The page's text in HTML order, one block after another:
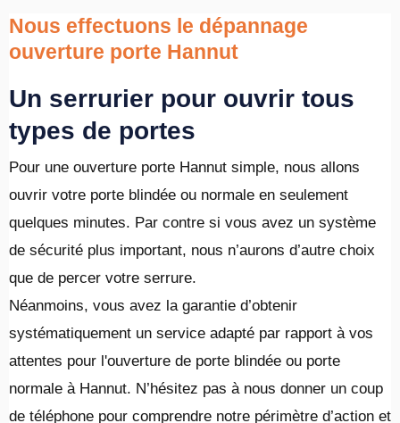
Nous effectuons le dépannage
ouverture porte Hannut
Un serrurier pour ouvrir tous
types de portes
Pour une ouverture porte Hannut simple, nous allons
ouvrir votre porte blindée ou normale en seulement
quelques minutes. Par contre si vous avez un système
de sécurité plus important, nous n’aurons d’autre choix
que de percer votre serrure.
Néanmoins, vous avez la garantie d’obtenir
systématiquement un service adapté par rapport à vos
attentes pour l'ouverture de porte blindée ou porte
normale à Hannut. N’hésitez pas à nous donner un coup
de téléphone pour comprendre notre périmètre d’action et